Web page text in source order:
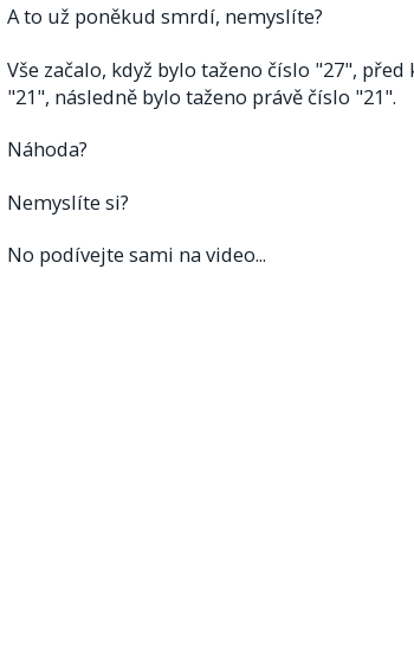
A to už poněkud smrdí, nemyslíte?
Vše začalo, když bylo taženo číslo "27",
"21", následně bylo taženo právě číslo "21".
Náhoda?
Nemyslíte si?
No podívejte sami na video...